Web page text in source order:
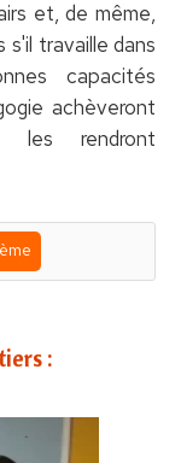
et, de même,
s'il travaille dans
capacités
achèveront
rendront
: